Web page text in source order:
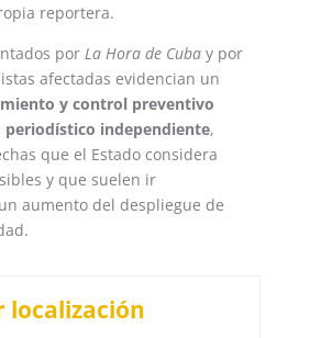
reportera.
por La Hora de Cubay por
afectadas evidencian un
y control preventivo
periodístico independiente,
que el Estado considera
y que suelen ir
aumento del despliegue de
localización